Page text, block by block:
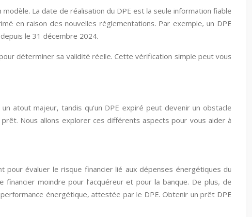
La date de réalisation du DPE est la seule information fiable
en raison des nouvelles réglementations. Par exemple, un DPE
le 31 décembre 2024.
déterminer sa validité réelle. Cette vérification simple peut vous
atout majeur, tandis qu’un DPE expiré peut devenir un obstacle
Nous allons explorer ces différents aspects pour vous aider à
évaluer le risque financier lié aux dépenses énergétiques du
moindre pour l’acquéreur et pour la banque. De plus, de
énergétique, attestée par le DPE. Obtenir un prêt DPE